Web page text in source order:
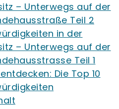
– Unterwegs auf der
Teil 2
in der
– Unterwegs auf der
Teil 1
Die Top 10